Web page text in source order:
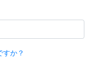
すか？